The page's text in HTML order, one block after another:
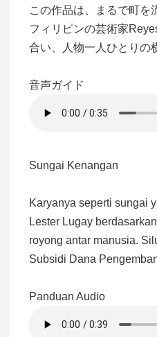
この作品は、まるで町を
フィリピンの芸術家
合い、人物一人ひとりの
音声ガイド
Sungai Kenangan
Karyanya seperti sungai
Lester Lugay
royong antar manusia.
Subsidi Dana
Panduan Audio